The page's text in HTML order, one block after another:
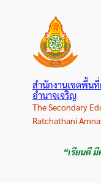
สำนักงานเขตพื้น
อำนาจเจริญ
The Secondary
Ratchathani
“เรียนดี